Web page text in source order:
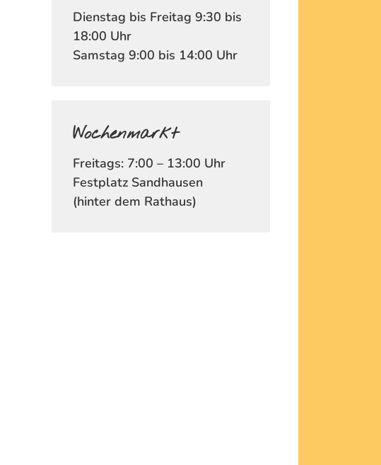
Dienstag bis Freitag 9:30 bis
18:00 Uhr
Samstag 9:00 bis 14:00 Uhr
Wochenmarkt
Freitags: 7:00 – 13:00 Uhr
Festplatz Sandhausen
(hinter dem Rathaus)